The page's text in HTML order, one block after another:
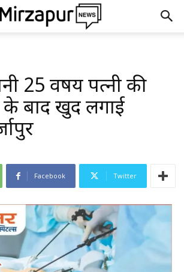
25 वर्षीय पत्नी की
के बाद खुद लगाई
Facebook Twitter